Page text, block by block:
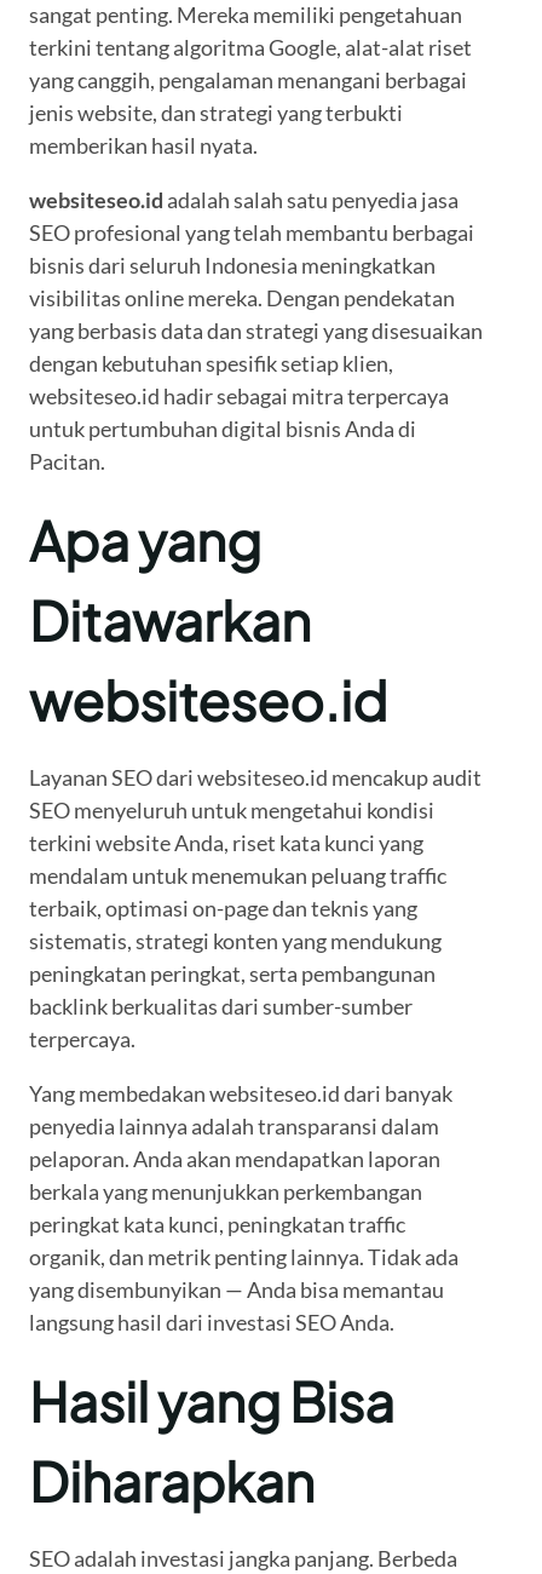
sangat penting. Mereka memiliki pengetahuan
terkini tentang algoritma Google, alat-alat riset
yang canggih, pengalaman menangani berbagai
jenis website, dan strategi yang terbukti
memberikan hasil nyata.
websiteseo.id adalah salah satu penyedia jasa
SEO profesional yang telah membantu berbagai
bisnis dari seluruh Indonesia meningkatkan
visibilitas online mereka. Dengan pendekatan
yang berbasis data dan strategi yang disesuaikan
dengan kebutuhan spesifik setiap klien,
websiteseo.id hadir sebagai mitra terpercaya
untuk pertumbuhan digital bisnis Anda di
Pacitan.
Apa yang
Ditawarkan
websiteseo.id
Layanan SEO dari websiteseo.id mencakup audit
SEO menyeluruh untuk mengetahui kondisi
terkini website Anda, riset kata kunci yang
mendalam untuk menemukan peluang traffic
terbaik, optimasi on-page dan teknis yang
sistematis, strategi konten yang mendukung
peningkatan peringkat, serta pembangunan
backlink berkualitas dari sumber-sumber
terpercaya.
Yang membedakan websiteseo.id dari banyak
penyedia lainnya adalah transparansi dalam
pelaporan. Anda akan mendapatkan laporan
berkala yang menunjukkan perkembangan
peringkat kata kunci, peningkatan traffic
organik, dan metrik penting lainnya. Tidak ada
yang disembunyikan — Anda bisa memantau
langsung hasil dari investasi SEO Anda.
Hasil yang Bisa
Diharapkan
SEO adalah investasi jangka panjang. Berbeda